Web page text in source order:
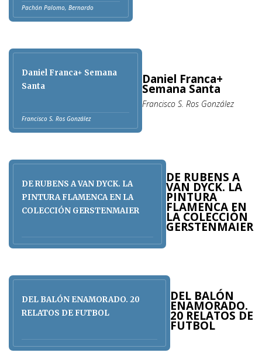
Pachón Palomo, Bernardo
Daniel Franca+ Semana
Santa
Francisco S. Ros González
Daniel Franca+
Semana Santa
Francisco S. Ros González
DE RUBENS A VAN DYCK. LA
PINTURA FLAMENCA EN LA
COLECCIÓN GERSTENMAIER
DE RUBENS A
VAN DYCK. LA
PINTURA
FLAMENCA EN
LA COLECCIÓN
GERSTENMAIER
DEL BALÓN ENAMORADO. 20
RELATOS DE FUTBOL
DEL BALÓN
ENAMORADO.
20 RELATOS DE
FUTBOL